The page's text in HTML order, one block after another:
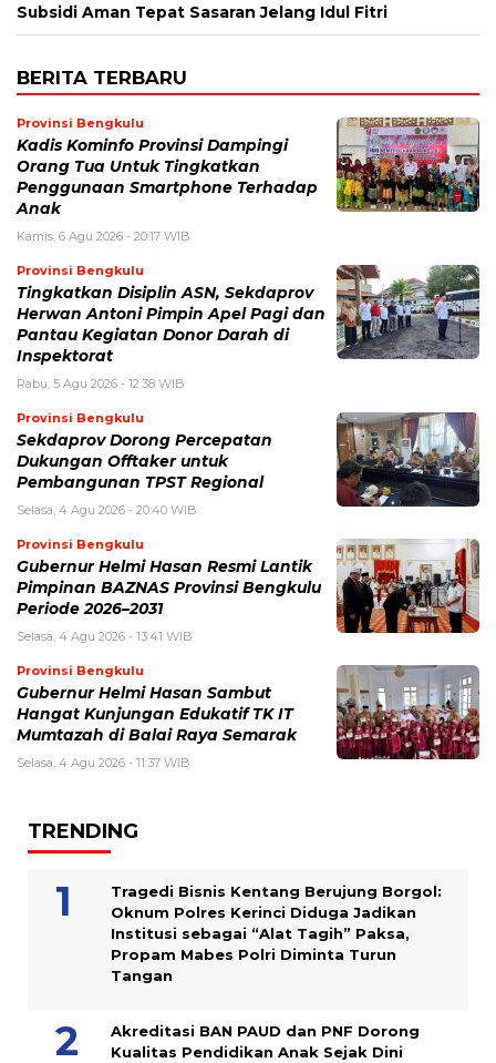
Subsidi Aman Tepat Sasaran Jelang Idul Fitri
BERITA TERBARU
Provinsi Bengkulu
Kadis Kominfo Provinsi Dampingi
Orang Tua Untuk Tingkatkan
Penggunaan Smartphone Terhadap
Anak
Kamis, 6 Agu 2026 - 20:17 WIB
Provinsi Bengkulu
Tingkatkan Disiplin ASN, Sekdaprov
Herwan Antoni Pimpin Apel Pagi dan
Pantau Kegiatan Donor Darah di
Inspektorat
Rabu, 5 Agu 2026 - 12:38 WIB
Provinsi Bengkulu
Sekdaprov Dorong Percepatan
Dukungan Offtaker untuk
Pembangunan TPST Regional
Selasa, 4 Agu 2026 - 20:40 WIB
Provinsi Bengkulu
Gubernur Helmi Hasan Resmi Lantik
Pimpinan BAZNAS Provinsi Bengkulu
Periode 2026–2031
Selasa, 4 Agu 2026 - 13:41 WIB
Provinsi Bengkulu
Gubernur Helmi Hasan Sambut
Hangat Kunjungan Edukatif TK IT
Mumtazah di Balai Raya Semarak
Selasa, 4 Agu 2026 - 11:37 WIB
TRENDING
Tragedi Bisnis Kentang Berujung Borgol:
Oknum Polres Kerinci Diduga Jadikan
Institusi sebagai “Alat Tagih” Paksa,
Propam Mabes Polri Diminta Turun
Tangan
Akreditasi BAN PAUD dan PNF Dorong
Kualitas Pendidikan Anak Sejak Dini